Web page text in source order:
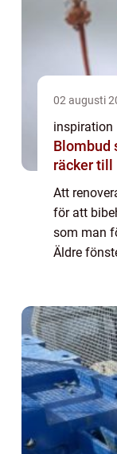
02 augusti
inspiration
Blombud
räcker till
Att
för att
som man
Äldre